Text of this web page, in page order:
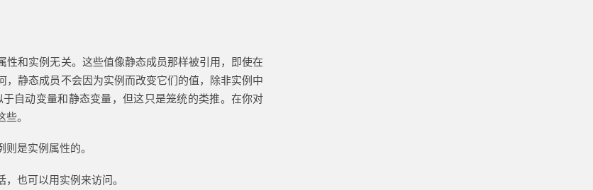
和实例无关。这些值像静态成员那样被引用，即使在
静态成员不会因为实例而改变它们的值，除非实例中
自动变量和静态变量，但这只是笼统的类推。在你对
。
是实例属性的。
也可以用实例来访问。